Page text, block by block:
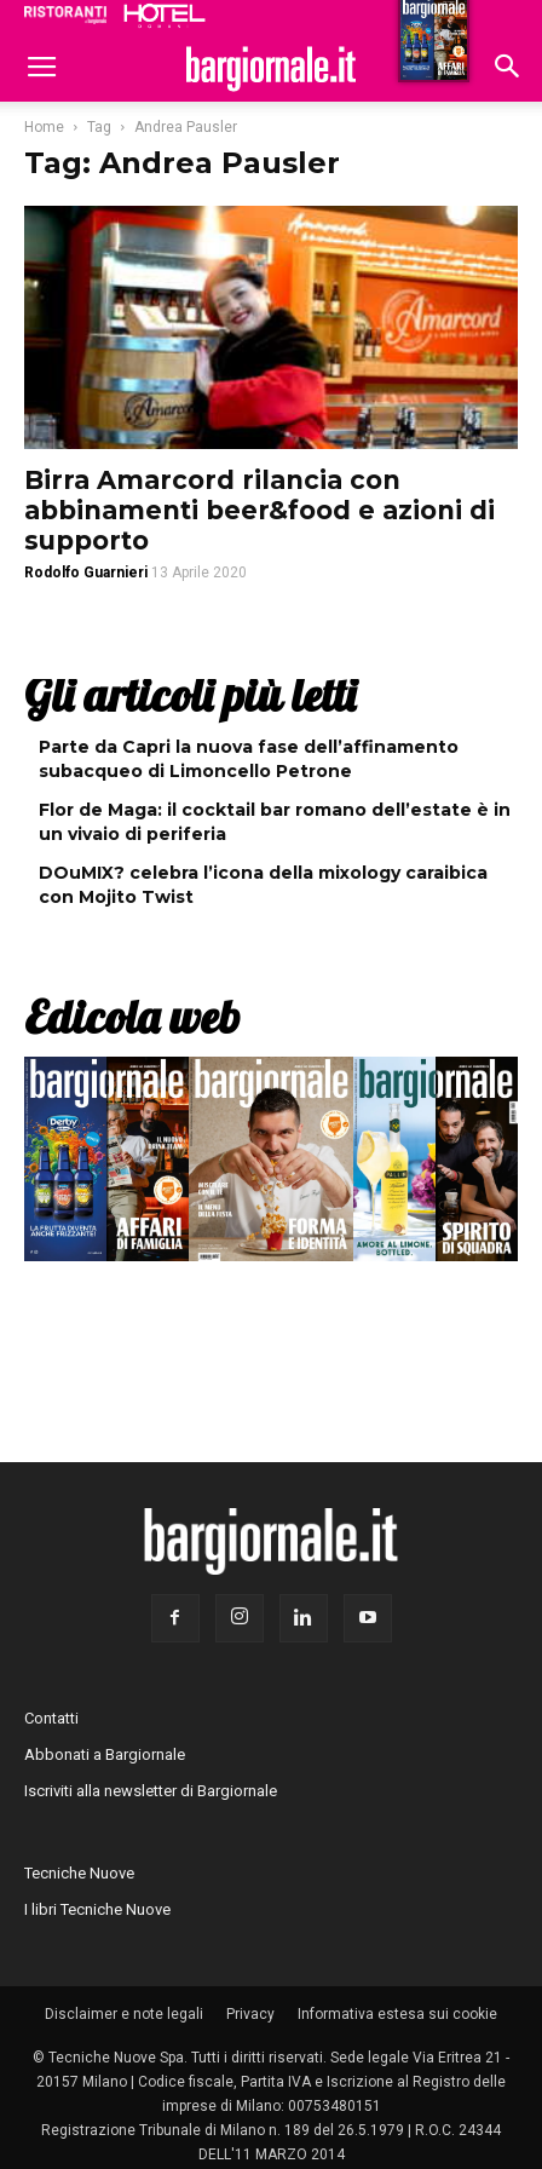
Hoteldomani
Home Tag Andrea Pausler
Tag: Andrea Pausler
Birra Amarcord rilancia con
abbinamenti beer&food e azioni di
supporto
Rodolfo Guarnieri 13 Aprile 2020
Gli articoli più letti
Parte da Capri la nuova fase dell’affinamento
subacqueo di Limoncello Petrone
Flor de Maga: il cocktail bar romano dell’estate è in
un vivaio di periferia
DOuMIX? celebra l’icona della mixology caraibica
con Mojito Twist
Edicola web
Contatti
Abbonati a Bargiornale
Iscriviti alla newsletter di Bargiornale
Tecniche Nuove
I libri Tecniche Nuove
Disclaimer e note legali Privacy Informativa estesa sui cookie
© Tecniche Nuove Spa. Tutti i diritti riservati. Sede legale Via Eritrea 21 -
20157 Milano | Codice fiscale, Partita IVA e Iscrizione al Registro delle
imprese di Milano: 00753480151
Registrazione Tribunale di Milano n. 189 del 26.5.1979 | R.O.C. 24344
DELL'11 MARZO 2014